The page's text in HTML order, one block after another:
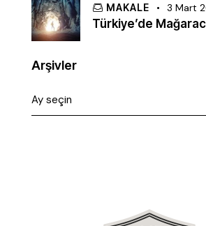
MAKALE 3 Mart
Türkiye’de
Arşivler